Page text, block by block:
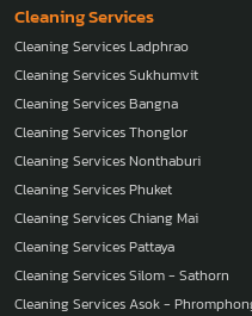
Cleaning Services
Cleaning Services Ladphrao
Cleaning Services Sukhumvit
Cleaning Services Bangna
Cleaning Services Thonglor
Cleaning Services Nonthaburi
Cleaning Services Phuket
Cleaning Services Chiang Mai
Cleaning Services Pattaya
Cleaning Services Silom - Sathorn
Cleaning Services Asok -